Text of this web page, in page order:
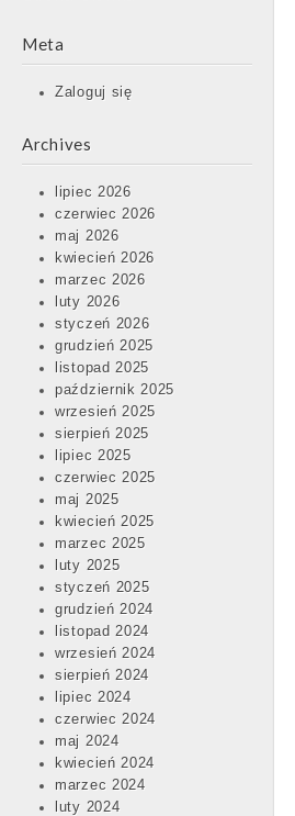
Meta
Zaloguj się
Archives
lipiec 2026
czerwiec 2026
maj 2026
kwiecień 2026
marzec 2026
luty 2026
styczeń 2026
grudzień 2025
listopad 2025
październik 2025
wrzesień 2025
sierpień 2025
lipiec 2025
czerwiec 2025
maj 2025
kwiecień 2025
marzec 2025
luty 2025
styczeń 2025
grudzień 2024
listopad 2024
wrzesień 2024
sierpień 2024
lipiec 2024
czerwiec 2024
maj 2024
kwiecień 2024
marzec 2024
luty 2024